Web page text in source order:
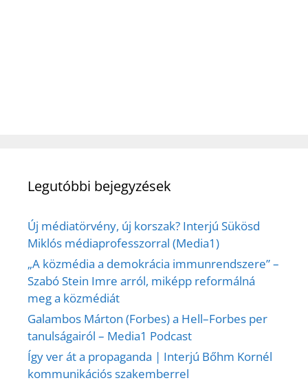
Legutóbbi bejegyzések
Új médiatörvény, új korszak? Interjú Sükösd
Miklós médiaprofesszorral (Media1)
„A közmédia a demokrácia immunrendszere” –
Szabó Stein Imre arról, miképp reformálná
meg a közmédiát
Galambos Márton (Forbes) a Hell–Forbes per
tanulságairól – Media1 Podcast
Így ver át a propaganda | Interjú Bőhm Kornél
kommunikációs szakemberrel